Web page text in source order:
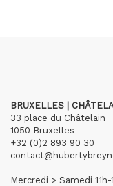
BRUXELLES |
33 place du Châtelain
1050 Bruxelles
+32 (0)2 893 90 30
Mercredi > Samedi 11h-